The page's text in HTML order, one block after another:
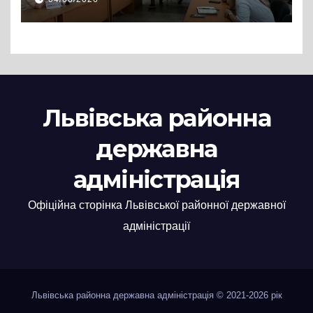
нові заяви
Львівська районна
державна
адміністрація
Офіційна сторінка Львівської районної державної
адміністрації
Львівська районна державна адміністрація © 2021-2026 рік